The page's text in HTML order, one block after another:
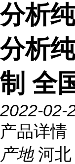
分析
分析
制 全
2022-02-
产品详情
产地 河北